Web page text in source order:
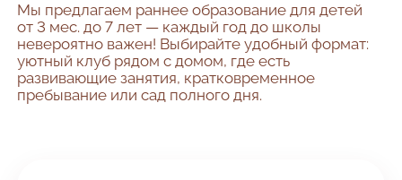
Мы предлагаем раннее образование для детей
от 3 мес. до 7 лет — каждый год до школы
невероятно важен! Выбирайте удобный формат:
уютный клуб рядом с домом, где есть
развивающие занятия, кратковременное
пребывание или сад полного дня.